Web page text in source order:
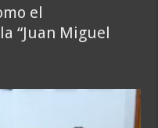
el
“Juan Miguel